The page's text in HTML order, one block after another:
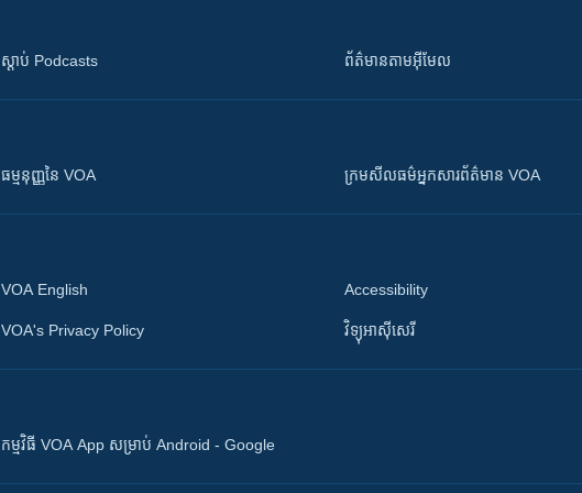
ស្តាប់ Podcasts ព័ត៌មាន​តាម​អ៊ីមែល
ធម្មនុញ្ញ​នៃ VOA ក្រម​​​សីលធម៌​​​អ្នក​​​សារព័ត៌មាន VOA
VOA English
VOA's Privacy Policy
Accessibility
វិទ្យុ​អាស៊ី​សេរី
កម្មវិធី​ VOA App សម្រាប់ Android - Google